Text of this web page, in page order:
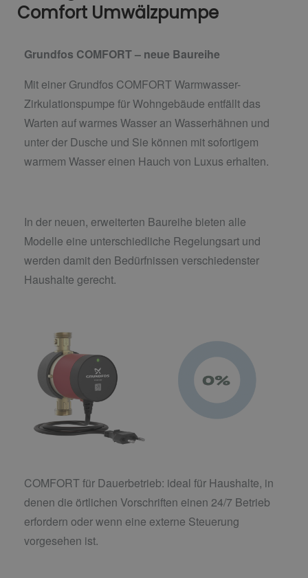
Comfort Umwälzpumpe
Grundfos COMFORT – neue Baureihe
Mit einer Grundfos COMFORT Warmwasser-
Zirkulationspumpe für Wohngebäude entfällt das
Warten auf warmes Wasser an Wasserhähnen und
unter der Dusche und Sie können mit sofortigem
warmem Wasser einen Hauch von Luxus erhalten.
In der neuen, erweiterten Baureihe bieten alle
Modelle eine unterschiedliche Regelungsart und
werden damit den Bedürfnissen verschiedenster
Haushalte gerecht.
COMFORT für Dauerbetrieb: ideal für Haushalte, in
denen die örtlichen Vorschriften einen 24/7 Betrieb
erfordern oder wenn eine externe Steuerung
vorgesehen ist.